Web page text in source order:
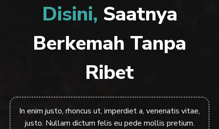
Disini, Saatnya
Berkemah Tanpa
Ribet
In enim justo, rhoncus ut, imperdiet a, venenatis vitae,
justo. Nullam dictum felis eu pede mollis pretium.